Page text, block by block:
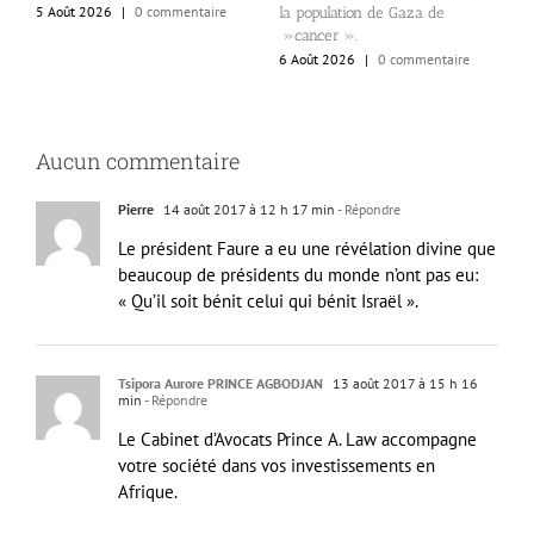
5 Août 2026
| 0 commentaire
la population de Gaza de
»cancer ».
6 Août 2026
| 0 commentaire
Aucun commentaire
Pierre 14 août 2017 à 12 h 17 min - Répondre
Le président Faure a eu une révélation divine que
beaucoup de présidents du monde n’ont pas eu:
« Qu’il soit bénit celui qui bénit Israël ».
Tsipora Aurore PRINCE AGBODJAN
13 août 2017 à 15 h 16
min - Répondre
Le Cabinet d’Avocats Prince A. Law accompagne
votre société dans vos investissements en
Afrique.